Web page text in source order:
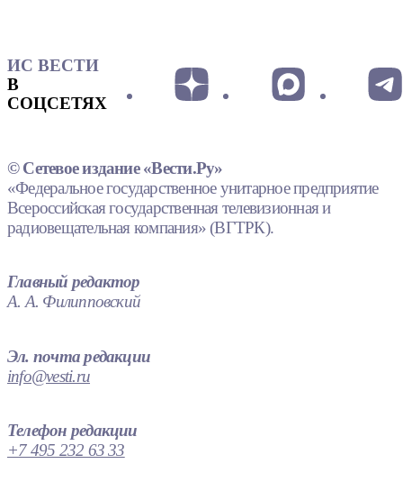
ИС ВЕСТИ
В
СОЦСЕТЯХ
© Сетевое издание «Вести.Ру»
«Федеральное государственное унитарное предприятие
Всероссийская государственная телевизионная и
радиовещательная компания» (ВГТРК).
Главный редактор
А. А. Филипповский
Эл. почта редакции
info@vesti.ru
Телефон редакции
+7 495 232 63 33